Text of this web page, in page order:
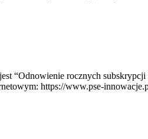
“Odnowienie rocznych
https://www.pse-